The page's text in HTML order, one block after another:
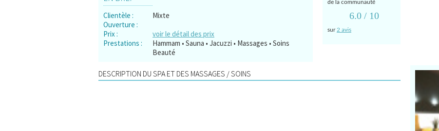
Clientèle :
Mixte
Ouverture :
Prix :
voir le détail des prix
Prestations :
Hammam • Sauna • Jacuzzi • Massages • Soins
Beauté
de la communauté
6.0 / 10
sur 2 avis
DESCRIPTION DU SPA ET DES MASSAGES / SOINS